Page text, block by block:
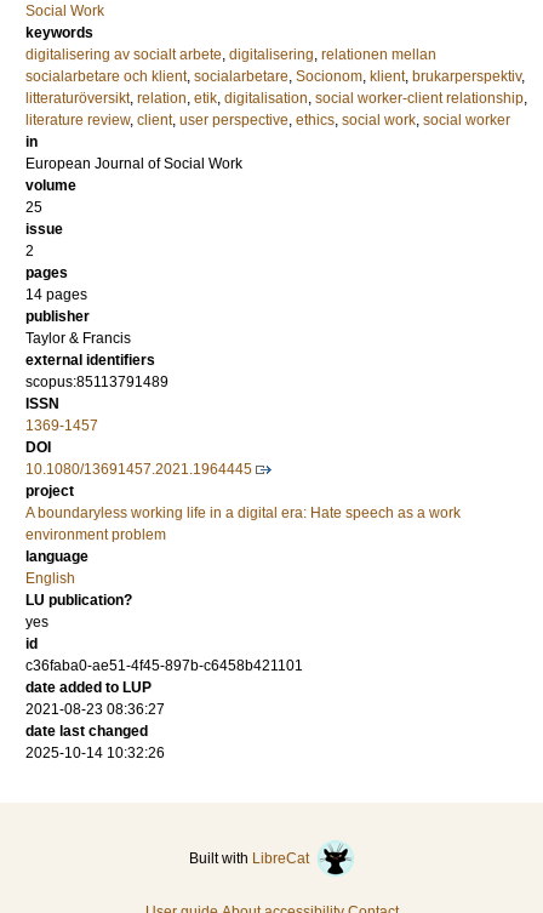
Social Work
keywords
digitalisering av socialt arbete, digitalisering, relationen mellan
socialarbetare och klient, socialarbetare, Socionom, klient, brukarperspektiv,
litteraturöversikt, relation, etik, digitalisation, social worker-client relationship,
literature review, client, user perspective, ethics, social work, social worker
in
European Journal of Social Work
volume
25
issue
2
pages
14 pages
publisher
Taylor & Francis
external identifiers
scopus:85113791489
ISSN
1369-1457
DOI
10.1080/13691457.2021.1964445
project
A boundaryless working life in a digital era: Hate speech as a work
environment problem
language
English
LU publication?
yes
id
c36faba0-ae51-4f45-897b-c6458b421101
date added to LUP
2021-08-23 08:36:27
date last changed
2025-10-14 10:32:26
Built with LibreCat